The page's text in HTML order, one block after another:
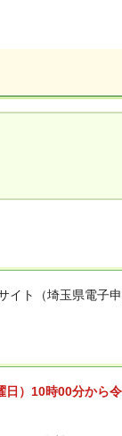
イト（埼玉県電子
日）10時00分から